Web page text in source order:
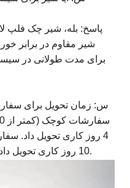
پاسخ: بله، شیر چک فلپ
شیر مقاوم در برابر
برای مدت طولانی در
10 روز کاری تحویل داد و تحویل فوری در دسترس است.